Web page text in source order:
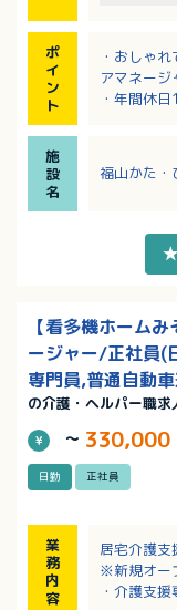
ポ
イ
ン
ト
・おしゃ
アマネージ
・年間休
・日勤の
視したい方
施
設
名
福山かた・
★
【看多機ホーム
ージャー/正社員(
専門員,普通自動
の介護・ヘルパー職求
～ 330,000
日勤 正社員
業
務
内
容
居宅介護支
※新規オー
・介護支